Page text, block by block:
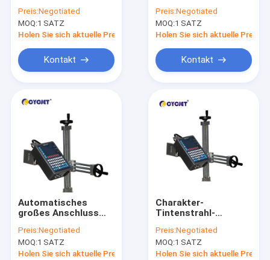
Preis:Negotiated
MOQ:1 SATZ
Holen Sie sich aktuelle Preis
Kontakt
Preis:Negotiated
MOQ:1 SATZ
Holen Sie sich aktuelle Preis
Kontakt
Automatisches
großes Anschluss
Bedarftintenstrahl-
Drucken des
Charakter-
Preis:Negotiated
MOQ:1 SATZ
Holen Sie sich aktuelle Preis
Charakter-
Tintenstrahl-
DOD große
Tintenstrahl-
Kodierungs-
Preis:Negotiated
MOQ:1 SATZ
Holen Sie sich aktuelle Preis